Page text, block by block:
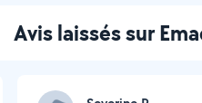
Avis laissés sur